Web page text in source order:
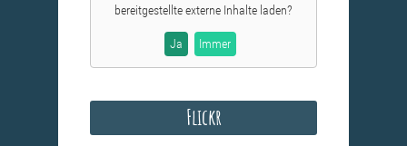
bereitgestellte externe Inhalte laden?
Ja Immer
Flickr